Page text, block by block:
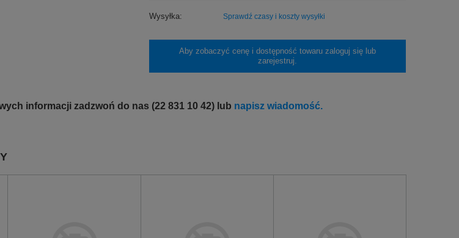
Wysyłka: Sprawdź czasy i koszty wysyłki
Aby zobaczyć cenę i dostępność towaru zaloguj się lub
zarejestruj.
informacji zadzwoń do nas (22 831 10 42) lub napisz wiadomość.